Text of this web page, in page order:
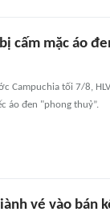
cấm mặc áo
Campuchia tối 7/8,
áo đen "phong thuỷ”.
vé vào bán